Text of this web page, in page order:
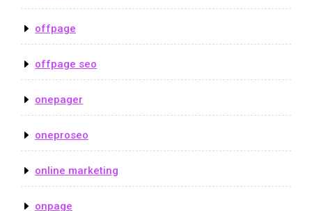
offpage
offpage seo
onepager
oneproseo
online marketing
onpage